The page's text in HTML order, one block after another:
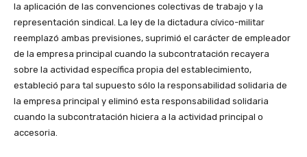
la aplicación de las convenciones colectivas de trabajo y la
representación sindical. La ley de la dictadura cívico-militar
reemplazó ambas previsiones, suprimió el carácter de empleador
de la empresa principal cuando la subcontratación recayera
sobre la actividad específica propia del establecimiento,
estableció para tal supuesto sólo la responsabilidad solidaria de
la empresa principal y eliminó esta responsabilidad solidaria
cuando la subcontratación hiciera a la actividad principal o
accesoria.